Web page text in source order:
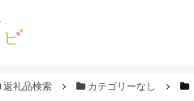
返礼品検索 カテゴリーなし